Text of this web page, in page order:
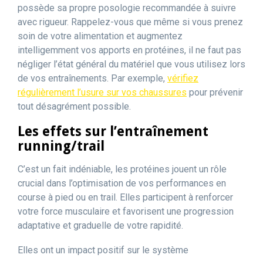
possède sa propre posologie recommandée à suivre
avec rigueur. Rappelez-vous que même si vous prenez
soin de votre alimentation et augmentez
intelligemment vos apports en protéines, il ne faut pas
négliger l’état général du matériel que vous utilisez lors
de vos entraînements. Par exemple, vérifiez
régulièrement l’usure sur vos chaussures pour prévenir
tout désagrément possible.
Les effets sur l’entraînement
running/trail
C’est un fait indéniable, les protéines jouent un rôle
crucial dans l’optimisation de vos performances en
course à pied ou en trail. Elles participent à renforcer
votre force musculaire et favorisent une progression
adaptative et graduelle de votre rapidité.
Elles ont un impact positif sur le système